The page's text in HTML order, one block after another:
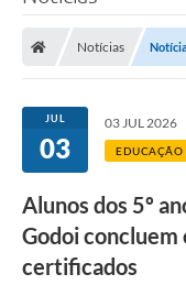
Notícias
JUL
03
03 JUL 2026
EDUCAÇÃO
Alunos dos 5º
Godoi concluem
certificados